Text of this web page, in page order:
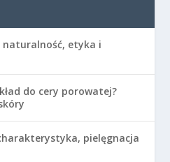
naturalność, etyka i
do cery porowatej?
pielęgnacja